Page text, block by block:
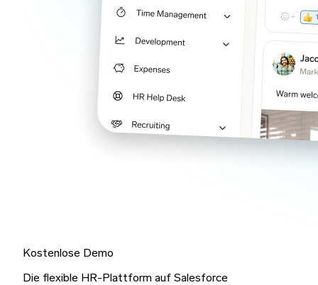
Kostenlose Demo
Die flexible HR-Plattform auf Salesforce